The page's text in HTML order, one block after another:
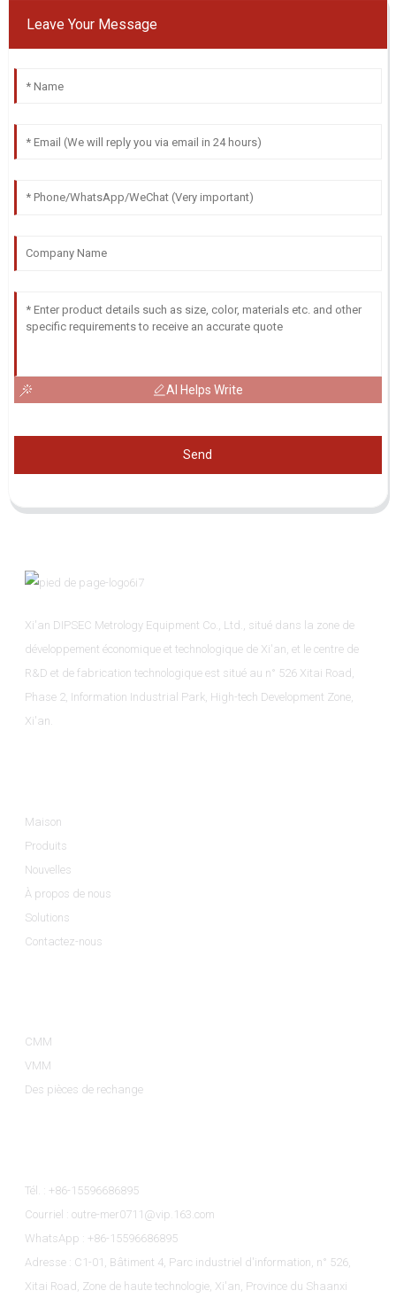
Leave Your Message
AI Helps Write
Send
Xi'an DIPSEC Metrology Equipment Co., Ltd., situé dans la zone de
développement économique et technologique de Xi'an, et le centre de
R&D et de fabrication technologique est situé au n° 526 Xitai Road,
Phase 2, Information Industrial Park, High-tech Development Zone,
Xi'an.
Maison
Produits
Nouvelles
À propos de nous
Solutions
Contactez-nous
CMM
VMM
Des pièces de rechange
Tél. : +86-15596686895
Courriel : outre-mer0711@vip.163.com
WhatsApp : +86-15596686895
Adresse : C1-01, Bâtiment 4, Parc industriel d'information, n° 526,
Xitai Road, Zone de haute technologie, Xi'an, Province du Shaanxi